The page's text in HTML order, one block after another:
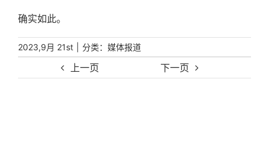
上一页 下一页
确实如此。
2023,9月 21st | 分类： 媒体报道